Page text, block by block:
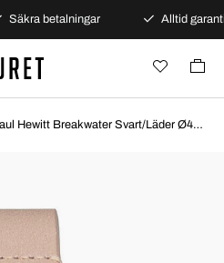
Säkra betalningar Alltid garanti
Paul Hewitt Breakwater Svart/Läder Ø42 mm PH-BW-BGM-BS-56M